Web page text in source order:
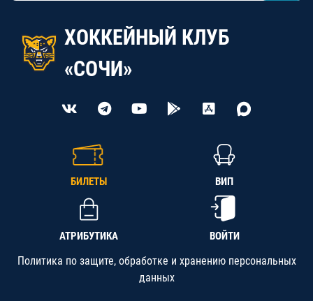
ХОККЕЙНЫЙ КЛУБ
«СОЧИ»
БИЛЕТЫ ВИП
АТРИБУТИКА ВОЙТИ
Политика по защите, обработке и хранению персональных
данных